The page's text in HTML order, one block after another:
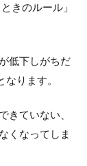
きのルール」
低下しがちだ
ります。
きていない、
くなってしま